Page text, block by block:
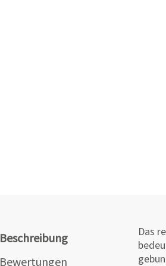
Beschreibung
Bewertungen
Das